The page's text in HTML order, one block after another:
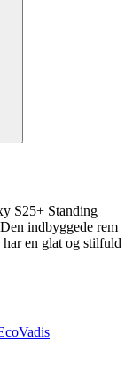
S25+ Standing
indbyggede rem
har en glat og stilfuld